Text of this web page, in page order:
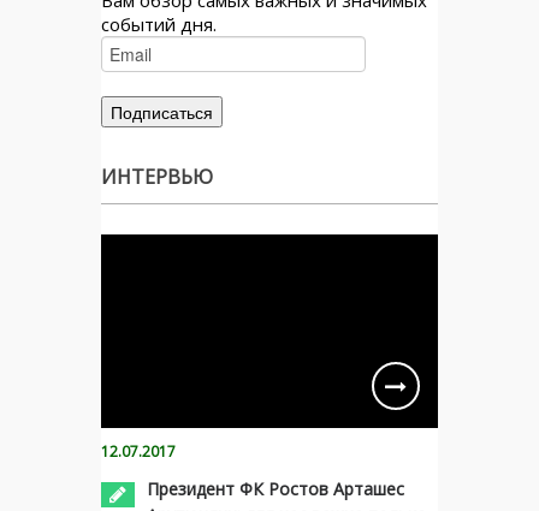
событий дня.
ИНТЕРВЬЮ
12.07.2017
Президент ФК Ростов Арташес